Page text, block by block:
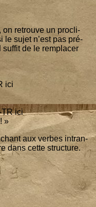
on retrouve un pro­cli­
le sujet n’est pas pré­
de le rem­pla­cer
ici
TR ici
»
aux verbes intran­
dans cette structure.